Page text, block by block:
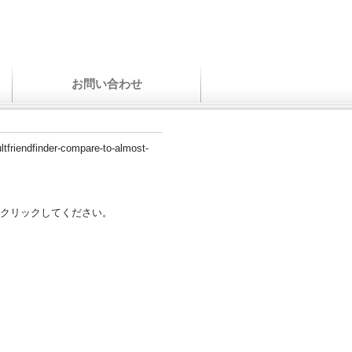
お問い合わせ
compare-to-almost-
リックしてください。